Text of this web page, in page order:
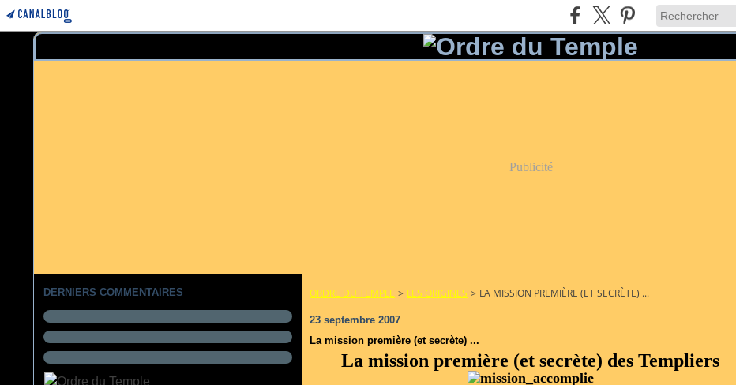
Publicité
DERNIERS COMMENTAIRES ORDRE DU TEMPLE > LES ORIGINES > LA MISSION PREMIÈRE (ET SECRÈTE) ...
23 septembre 2007
La mission première (et secrète) ...
La mission première (et secrète) des Templiers